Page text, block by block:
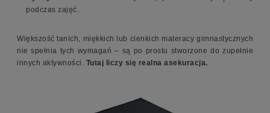
podczas zajęć.
Większość tanich, miękkich lub cienkich materacy gimnastycznych
nie spełnia tych wymagań – są po prostu stworzone do zupełnie
innych aktywności. Tutaj liczy się realna asekuracja.